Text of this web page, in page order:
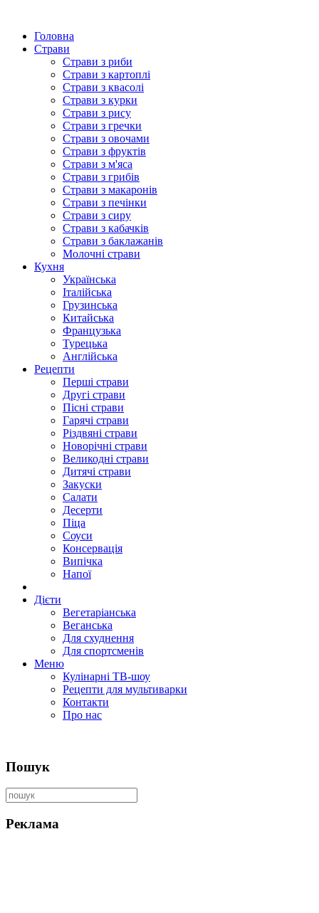
Головна
Страви
Страви з риби
Страви з картоплі
Страви з квасолі
Страви з курки
Страви з рису
Страви з гречки
Страви з овочами
Страви з фруктів
Страви з м'яса
Страви з грибів
Страви з макаронів
Страви з печінки
Страви з сиру
Страви з кабачків
Страви з баклажанів
Молочні страви
Кухня
Українська
Італійська
Грузинська
Китайська
Французька
Турецька
Англійська
Рецепти
Перші страви
Другі страви
Пісні страви
Гарячі страви
Різдвяні страви
Новорічні страви
Великодні страви
Дитячі страви
Закуски
Салати
Десерти
Піца
Соуси
Консервація
Випічка
Напої
Дієти
Вегетаріанська
Веганська
Для схуднення
Для спортсменів
Меню
Кулінарні ТВ-шоу
Рецепти для мультиварки
Контакти
Про нас
Пошук
Реклама